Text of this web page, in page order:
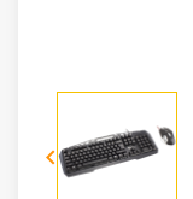
Sécurité
Mobilités
